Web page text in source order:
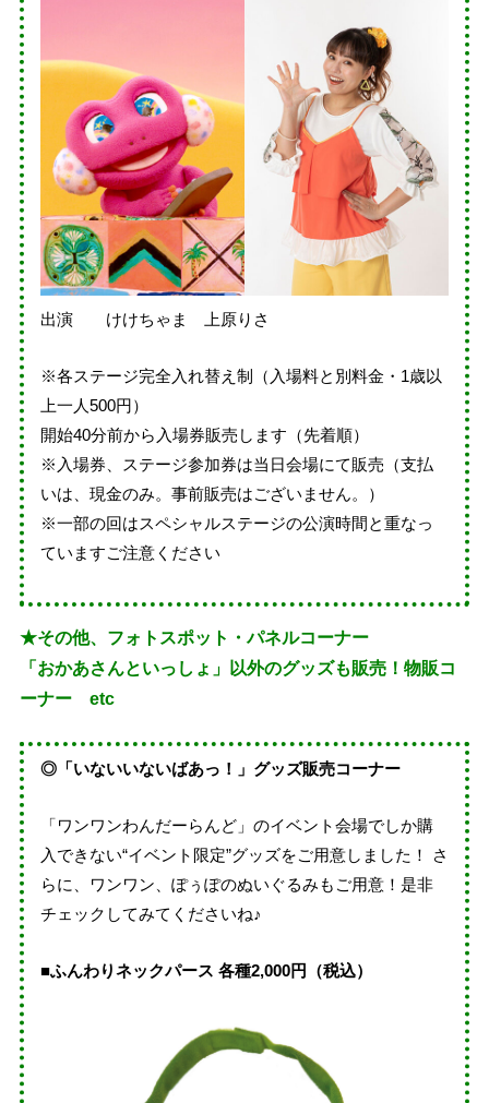
出演 けけちゃま 上原りさ
※各ステージ完全入れ替え制（入場料と別料金・1歳以
上一人500円）
開始40分前から入場券販売します（先着順）
※入場券、ステージ参加券は当日会場にて販売（支払
いは、現金のみ。事前販売はございません。）
※一部の回はスペシャルステージの公演時間と重なっ
ていますご注意ください
★その他、フォトスポット・パネルコーナー
「おかあさんといっしょ」以外のグッズも販売！物販コ
ーナー etc
◎「いないいないばあっ！」グッズ販売コーナー
「ワンワンわんだーらんど」のイベント会場でしか購
入できない“イベント限定”グッズをご用意しました！ さ
らに、ワンワン、ぽぅぽのぬいぐるみもご用意！是非
チェックしてみてくださいね♪
■ふんわりネックパース 各種2,000円（税込）